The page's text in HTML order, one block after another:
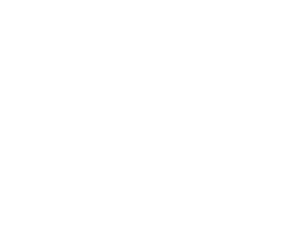
サイバー攻撃者はこれを知